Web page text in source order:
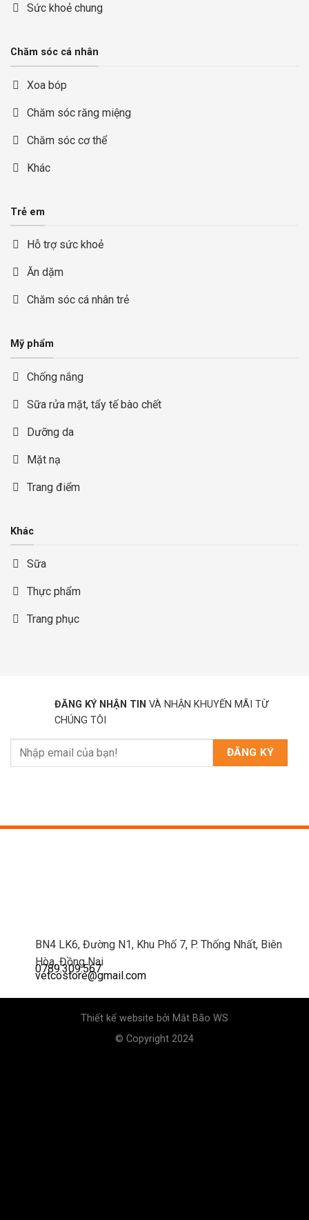
Sức khoẻ chung
Chăm sóc cá nhân
Xoa bóp
Chăm sóc răng miệng
Chăm sóc cơ thể
Khác
Trẻ em
Hỗ trợ sức khoẻ
Ăn dặm
Chăm sóc cá nhân trẻ
Mỹ phẩm
Chống nắng
Sữa rửa mặt, tẩy tế bào chết
Dưỡng da
Mặt nạ
Trang điểm
Khác
Sữa
Thực phẩm
Trang phục
ĐĂNG KÝ NHẬN TIN VÀ NHẬN KHUYẾN MÃI TỪ
CHÚNG TÔI
BN4 LK6, Đường N1, Khu Phố 7, P. Thống Nhất, Biên
Hòa, Đồng Nai
0789.309.567
vetcostore@gmail.com
Thiết kế website bởi Mắt Bão WS
© Copyright 2024